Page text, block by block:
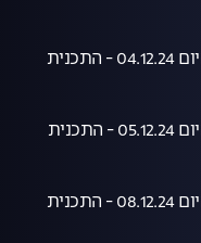
חדשות היום 04.12.24 - התכנית
חדשות היום 05.12.24 - התכנית
חדשות היום 08.12.24 - התכנית